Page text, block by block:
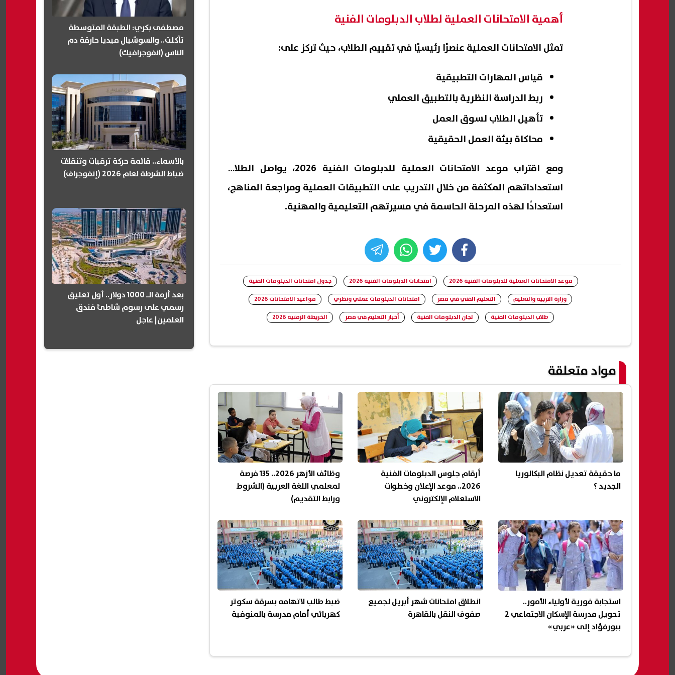
أهمية الامتحانات العملية لطلاب الدبلومات الفنية
تمثل الامتحانات العملية عنصرًا رئيسيًا في تقييم الطلاب، حيث تركز على:
قياس المهارات التطبيقية
ربط الدراسة النظرية بالتطبيق العملي
تأهيل الطلاب لسوق العمل
محاكاة بيئة العمل الحقيقية
ومع اقتراب موعد الامتحانات العملية للدبلومات الفنية 2026، يواصل الطلاب
استعداداتهم المكثفة من خلال التدريب على التطبيقات العملية ومراجعة المناهج،
استعدادًا لهذه المرحلة الحاسمة في مسيرتهم التعليمية والمهنية.
facebook
twitter
whats
موعد الامتحانات العملية للدبلومات الفنية 2026 امتحانات الدبلومات الفنية 2026
جدول امتحانات الدبلومات الفنية
وزارة التربيه والتعليم
التعليم الفني في مصر امتحانات الدبلومات عملي ونظري
مواعيد الامتحانات 2026
طلاب الدبلومات الفنية
لجان الدبلومات الفنية أخبار التعليم في مصر الخريطة الزمنية 2026
مواد متعلقة
ما حقيقة تعديل نظام البكالوريا
الجديد ؟
أرقام جلوس الدبلومات الفنية
2026.. موعد الإعلان وخطوات
الاستعلام الإلكتروني
وظائف الأزهر 2026.. 135 فرصة
لمعلمي اللغة العربية (الشروط
ورابط التقديم)
استجابة فورية لأولياء الأمور..
تحويل مدرسة الإسكان الاجتماعي 2
ببورفؤاد إلى «عربي»
انطلاق امتحانات شهر أبريل لجميع
صفوف النقل بالقاهرة
ضبط طالب لاتهامه بسرقة سكوتر
كهربائي أمام مدرسة بالمنوفية
مصطفى بكري: الطبقة المتوسطة
تآكلت.. والسوشيال ميديا حارقة دم
الناس (انفوجرافيك)
بالأسماء.. قائمة حركة ترقيات وتنقلات
ضباط الشرطة لعام 2026 (إنفوجراف)
بعد أزمة الـ 1000 دولار.. أول تعليق
رسمي على رسوم شاطئ فندق
العلمين| عاجل